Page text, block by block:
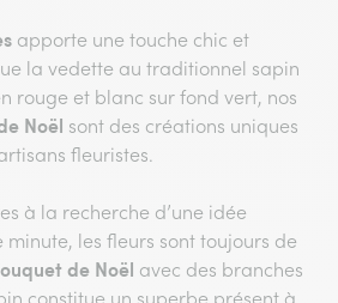
apporte une touche chic et
la vedette au traditionnel sapin
rouge et blanc sur fond vert, nos
Noël sont des créations uniques
fleuristes.
à la recherche d’une idée
les fleurs sont toujours de
de Noël avec des branches
constitue un superbe présent à